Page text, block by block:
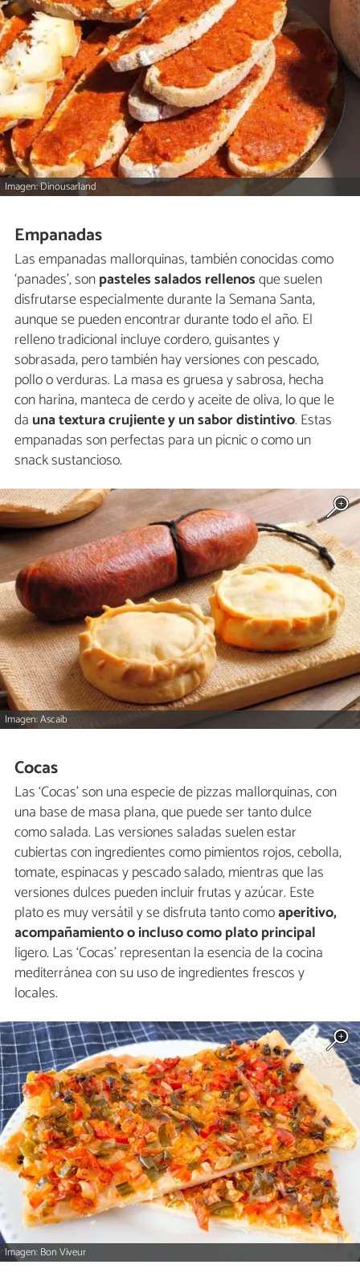
Imagen: Dinousarland
Empanadas
Las empanadas mallorquinas, también conocidas como
‘panades’, sonpasteles salados rellenosque suelen
disfrutarse especialmente durante la Semana Santa,
aunque se pueden encontrar durante todo el año. El
relleno tradicional incluye cordero, guisantes y
sobrasada, pero también hay versiones con pescado,
pollo o verduras. La masa es gruesa y sabrosa, hecha
con harina, manteca de cerdo y aceite de oliva, lo que le
da una textura crujiente y un sabor distintivo. Estas
empanadas son perfectas para un picnic o como un
snack sustancioso.
Imagen: Ascaib
Cocas
Las ‘Cocas’ son una especie de pizzas mallorquinas, con
una base de masa plana, que puede ser tanto dulce
como salada. Las versiones saladas suelen estar
cubiertas con ingredientes como pimientos rojos, cebolla,
tomate, espinacas y pescado salado, mientras que las
versiones dulces pueden incluir frutas y azúcar. Este
plato es muy versátil y se disfruta tanto comoaperitivo,
acompañamiento o incluso como plato principal
ligero. Las ‘Cocas’ representan la esencia de la cocina
mediterránea con su uso de ingredientes frescos y
locales.
Imagen: Bon Viveur